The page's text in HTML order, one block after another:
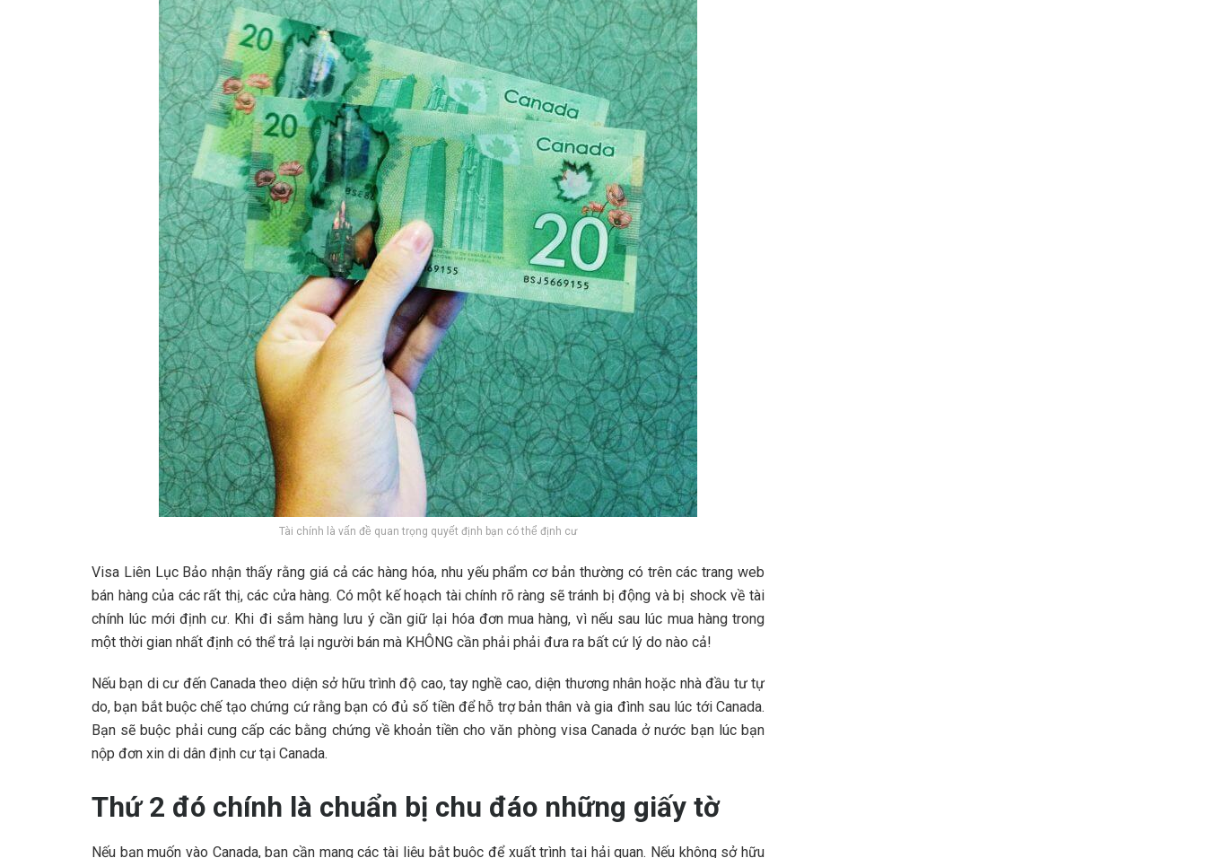
Tài chính là vấn đề quan trọng quyết định bạn có thể định cư
Visa Liên Lục Bảo nhận thấy rằng giá cả các hàng hóa, nhu yếu phẩm cơ bản thường có trên các trang web
bán hàng của các rất thị, các cửa hàng. Có một kế hoạch tài chính rõ ràng sẽ tránh bị động và bị shock về tài
chính lúc mới định cư. Khi đi sắm hàng lưu ý cần giữ lại hóa đơn mua hàng, vì nếu sau lúc mua hàng trong
một thời gian nhất định có thể trả lại người bán mà KHÔNG cần phải phải đưa ra bất cứ lý do nào cả!
Nếu bạn di cư đến Canada theo diện sở hữu trình độ cao, tay nghề cao, diện thương nhân hoặc nhà đầu tư tự
do, bạn bắt buộc chế tạo chứng cứ rằng bạn có đủ số tiền để hỗ trợ bản thân và gia đình sau lúc tới Canada.
Bạn sẽ buộc phải cung cấp các bằng chứng về khoản tiền cho văn phòng visa Canada ở nước bạn lúc bạn
nộp đơn xin di dân định cư tại Canada.
Thứ 2 đó chính là chuẩn bị chu đáo những giấy tờ
Nếu bạn muốn vào Canada, bạn cần mang các tài liệu bắt buộc để xuất trình tại hải quan. Nếu không sở hữu